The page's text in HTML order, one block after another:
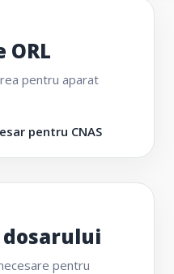
pentru aparat
pentru CNAS
pentru